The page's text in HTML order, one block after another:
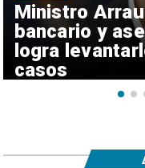
Ministro
bancario y
logra
casos